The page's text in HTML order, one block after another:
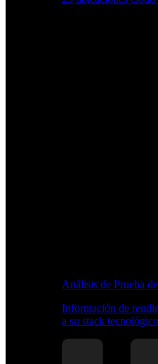
Análisis de Prueba
Información de
a su stack